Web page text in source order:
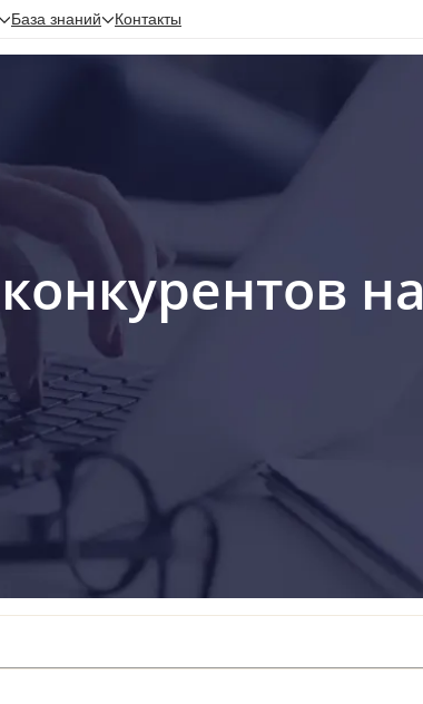
База знаний Контакты
на